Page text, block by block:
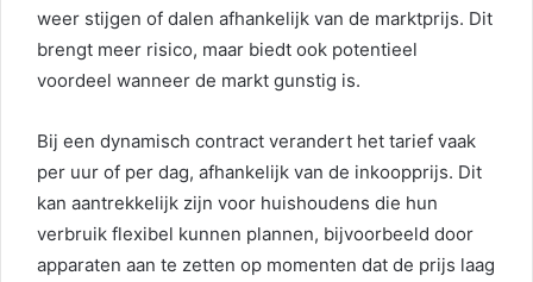
weer stijgen of dalen afhankelijk van de marktprijs. Dit
brengt meer risico, maar biedt ook potentieel
voordeel wanneer de markt gunstig is.
Bij een dynamisch contract verandert het tarief vaak
per uur of per dag, afhankelijk van de inkoopprijs. Dit
kan aantrekkelijk zijn voor huishoudens die hun
verbruik flexibel kunnen plannen, bijvoorbeeld door
apparaten aan te zetten op momenten dat de prijs laag